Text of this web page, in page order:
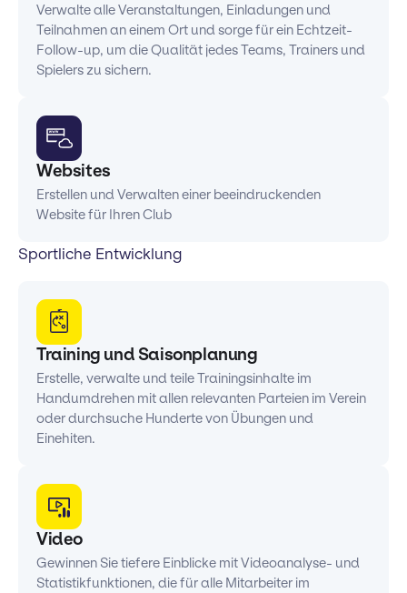
Verwalte alle Veranstaltungen, Einladungen und
Teilnahmen an einem Ort und sorge für ein Echtzeit-
Follow-up, um die Qualität jedes Teams, Trainers und
Spielers zu sichern.
Websites
Erstellen und Verwalten einer beeindruckenden
Website für Ihren Club
Sportliche Entwicklung
Training und Saisonplanung
Erstelle, verwalte und teile Trainingsinhalte im
Handumdrehen mit allen relevanten Parteien im Verein
oder durchsuche Hunderte von Übungen und
Einehiten.
Video
Gewinnen Sie tiefere Einblicke mit Videoanalyse- und
Statistikfunktionen, die für alle Mitarbeiter im